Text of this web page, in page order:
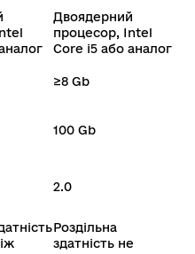
Двоядерний
процесор, Intel
Core i5 або аналог
≥8 Gb
100 Gb
2.0
Роздільна
здатність не